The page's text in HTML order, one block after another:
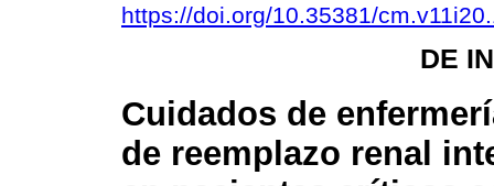
https://doi.org/10.35381/
DE
Cuidados de
de reemplazo renal